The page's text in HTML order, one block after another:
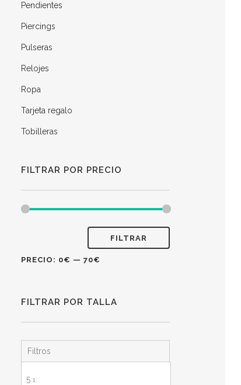
Pendientes
Piercings
Pulseras
Relojes
Ropa
Tarjeta regalo
Tobilleras
FILTRAR POR PRECIO
FILTRAR
PRECIO: 0€ — 70€
FILTRAR POR TALLA
Filtros
5 1